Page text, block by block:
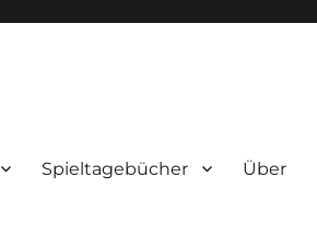
Spieltagebücher Über